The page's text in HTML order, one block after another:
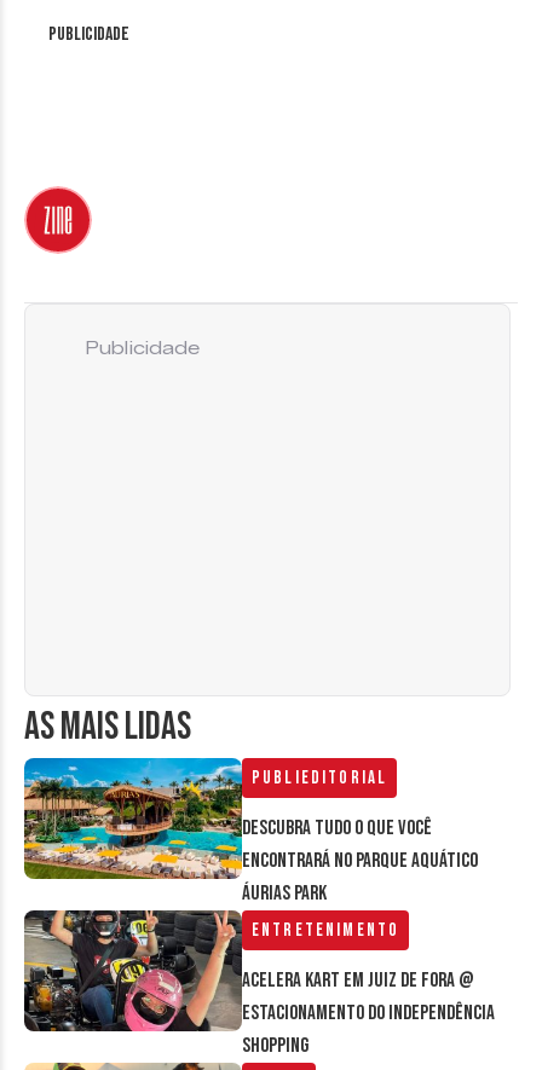
Publicidade
AS MAIS LIDAS
Publieditorial
Descubra tudo o que você
encontrará no parque aquático
Áurias Park
Entretenimento
Acelera Kart em Juiz de Fora @
estacionamento do Independência
Shopping
Publicidade